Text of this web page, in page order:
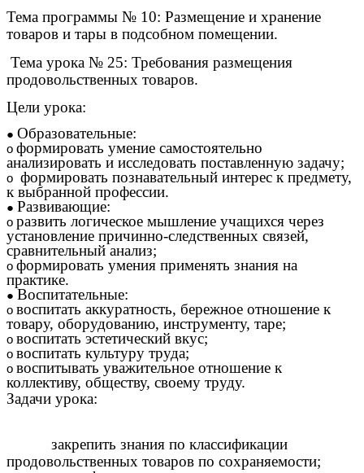
Тема программы № 10: Размещение и хранение
товаров и тары в подсобном помещении.
Тема урока № 25: Требования размещения
продовольственных товаров.
Цели урока:
Образовательные:
формировать умение самостоятельно
анализировать и исследовать поставленную задачу;
формировать познавательный интерес к предмету,
к выбранной профессии.
Развивающие:
развить логическое мышление учащихся через
установление причинно-следственных связей,
сравнительный анализ;
формировать умения применять знания на
практике.
Воспитательные:
воспитать аккуратность, бережное отношение к
товару, оборудованию, инструменту, таре;
воспитать эстетический вкус;
воспитать культуру труда;
воспитывать уважительное отношение к
коллективу, обществу, своему труду.
Задачи урока:
закрепить знания по классификации
продовольственных товаров по сохраняемости;